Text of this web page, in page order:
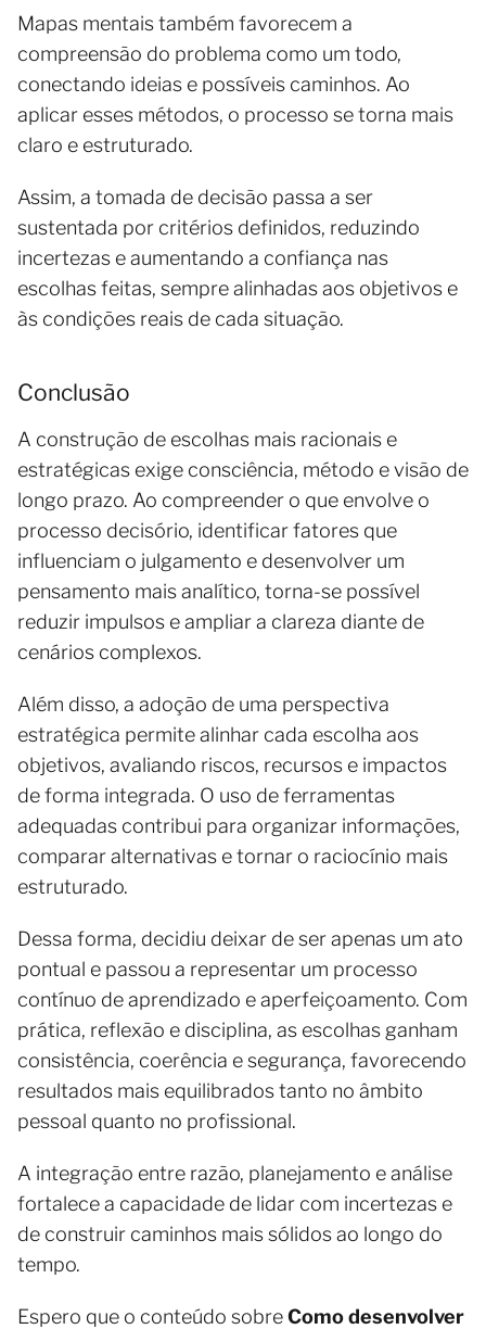
Mapas mentais também favorecem a
compreensão do problema como um todo,
conectando ideias e possíveis caminhos. Ao
aplicar esses métodos, o processo se torna mais
claro e estruturado.
Assim, a tomada de decisão passa a ser
sustentada por critérios definidos, reduzindo
incertezas e aumentando a confiança nas
escolhas feitas, sempre alinhadas aos objetivos e
às condições reais de cada situação.
Conclusão
A construção de escolhas mais racionais e
estratégicas exige consciência, método e visão de
longo prazo. Ao compreender o que envolve o
processo decisório, identificar fatores que
influenciam o julgamento e desenvolver um
pensamento mais analítico, torna-se possível
reduzir impulsos e ampliar a clareza diante de
cenários complexos.
Além disso, a adoção de uma perspectiva
estratégica permite alinhar cada escolha aos
objetivos, avaliando riscos, recursos e impactos
de forma integrada. O uso de ferramentas
adequadas contribui para organizar informações,
comparar alternativas e tornar o raciocínio mais
estruturado.
Dessa forma, decidiu deixar de ser apenas um ato
pontual e passou a representar um processo
contínuo de aprendizado e aperfeiçoamento. Com
prática, reflexão e disciplina, as escolhas ganham
consistência, coerência e segurança, favorecendo
resultados mais equilibrados tanto no âmbito
pessoal quanto no profissional.
A integração entre razão, planejamento e análise
fortalece a capacidade de lidar com incertezas e
de construir caminhos mais sólidos ao longo do
tempo.
Espero que o conteúdo sobreComo desenvolver